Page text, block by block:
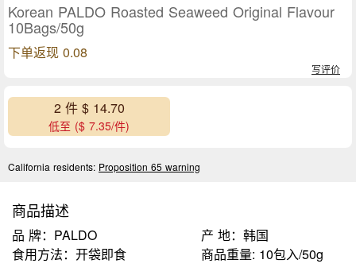
Korean PALDO Roasted Seaweed Original Flavour
10Bags/50g
下单返现 0.08
写评价
2 件 $ 14.70
低至 ($ 7.35/件)
California residents: Proposition 65 warning
商品描述
品 牌：PALDO
产 地：韩国
食用方法：开袋即食
商品重量: 10包入/50g